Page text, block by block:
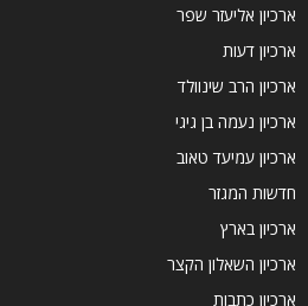
ארכיון אליעזר שפר
ארכיון דעות
ארכיון הרב שינוולד
ארכיון נעמה בן גיגי
ארכיון עמיעד טאוב
חדשות המגזר
ארכיון בארץ
ארכיון השאלון הקצר
ארכיון כתבות